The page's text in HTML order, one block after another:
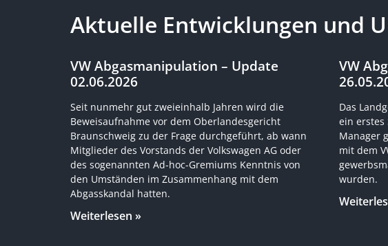
Aktuelle Entwicklungen und
VW Abgasmanipulation – Update
02.06.2026
Seit nunmehr gut zweieinhalb Jahren wird die
Beweisaufnahme vor dem Oberlandesgericht
Braunschweig zu der Frage durchgeführt, ab wann
Mitglieder des Vorstands der Volkswagen AG oder
des sogenannten Ad-hoc-Gremiums Kenntnis von
den Umständen im Zusammenhang mit dem
Abgasskandal hatten.
Weiterlesen »
VW
Das
ein erstes
Manager
mit dem
wurden.